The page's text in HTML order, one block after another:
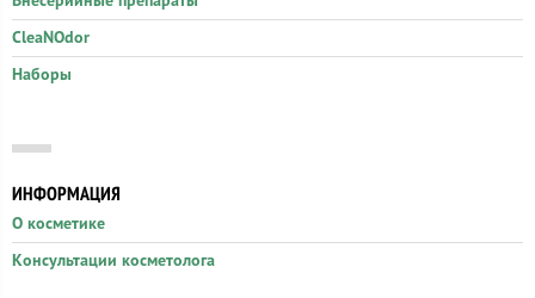
CleaNOdor
Наборы
ИНФОРМАЦИЯ
О косметике
Консультации косметолога